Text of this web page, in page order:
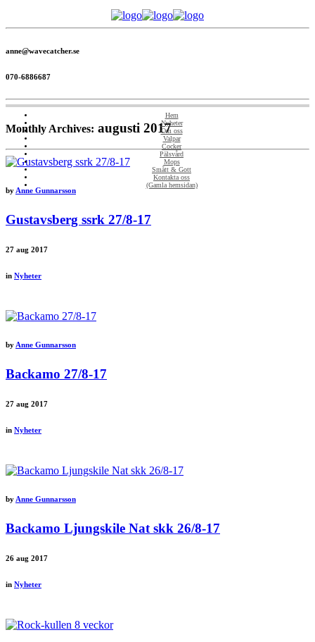
anne@wavecatcher.se
070-6886687
Hem
Nyheter
Om oss
Valpar
Cocker
Pälsvård
Mops
Smått & Gott
Kontakta oss
(Gamla hemsidan)
Monthly Archives: augusti 2017
byAnne Gunnarsson
Gustavsberg ssrk 27/8-17
27 aug 2017
in Nyheter
by Anne Gunnarsson
Backamo 27/8-17
27 aug 2017
in Nyheter
by Anne Gunnarsson
Backamo Ljungskile Nat skk 26/8-17
26 aug 2017
in Nyheter